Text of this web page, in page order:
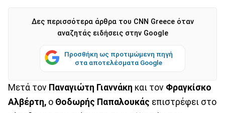
Δες περισσότερα άρθρα του CNN Greece όταν
αναζητάς ειδήσεις στην Google
Προσθήκη ως προτιμώμενη πηγή
στα αποτελέσματα Google
Mετά τον Παναγιώτη Γιαννάκη και τον Φραγκίσκο
Αλβέρτη, ο Θοδωρής Παπαλουκάς επιστρέφει στο